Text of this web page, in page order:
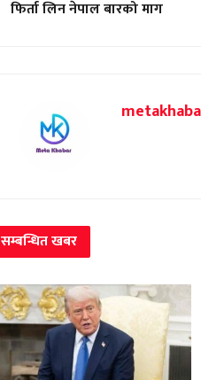
फिर्ता लिन नेपाल बारको माग
सम्बन्धितखबर